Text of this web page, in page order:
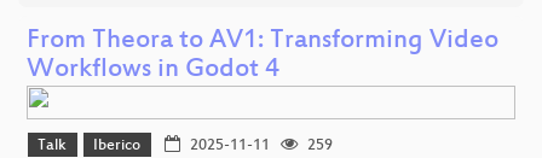
From Theora to AV1: Transforming Video
Workflows in Godot 4
Talk Iberico 2025-11-11
259